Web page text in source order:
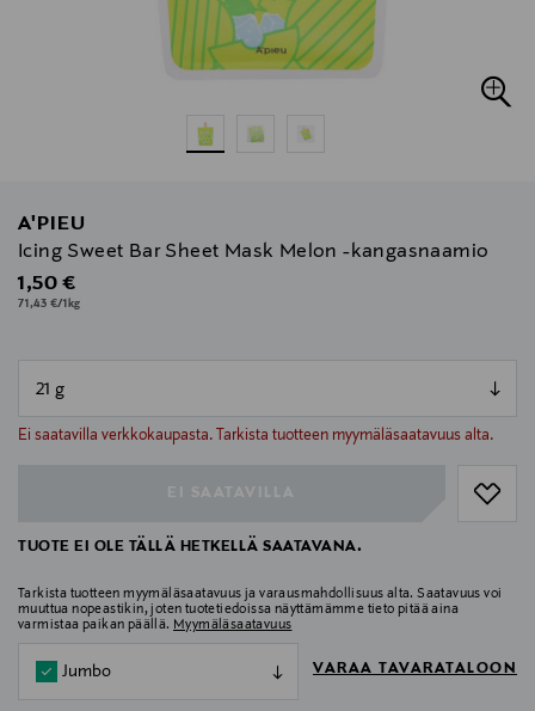
A'PIEU
Icing Sweet Bar Sheet Mask Melon -kangasnaamio
Original Price
1,50 €
71,43 €/1kg
Ei saatavilla verkkokaupasta. Tarkista tuotteen myymäläsaatavuus alta.
null
TUOTE EI OLE TÄLLÄ HETKELLÄ SAATAVANA.
Tarkista tuotteen myymäläsaatavuus ja varausmahdollisuus alta. Saatavuus voi
muuttua nopeastikin, joten tuotetiedoissa näyttämämme tieto pitää aina
varmistaa paikan päällä. Myymäläsaatavuus
Jumbo VARAA TAVARATALOON